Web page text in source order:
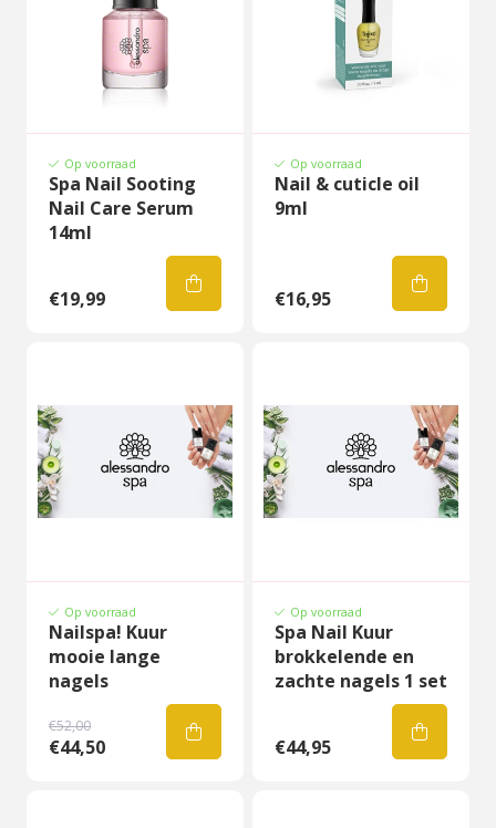
Op voorraad
Spa Nail Sooting
Nail Care Serum
14ml
€19,99
Op voorraad
Nail & cuticle oil
9ml
€16,95
Op voorraad
Nailspa! Kuur
mooie lange
nagels
€52,00
€44,50
Op voorraad
Spa Nail Kuur
brokkelende en
zachte nagels 1 set
€44,95